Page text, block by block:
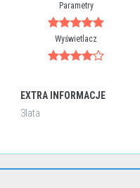
Parametry
Wyświetlacz
EXTRA INFORMACJE
3lata